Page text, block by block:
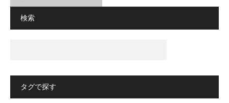
検索
タグで探す